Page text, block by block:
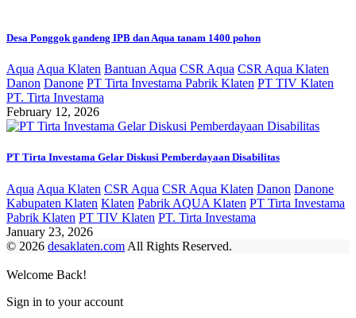
Desa Ponggok gandeng IPB dan Aqua tanam 1400 pohon
Aqua Aqua Klaten Bantuan Aqua CSR Aqua CSR Aqua Klaten
Danon Danone PT Tirta Investama Pabrik Klaten PT TIV Klaten
PT. Tirta Investama
February 12, 2026
PT Tirta Investama Gelar Diskusi Pemberdayaan Disabilitas
Aqua Aqua Klaten CSR Aqua CSR Aqua Klaten Danon Danone
Kabupaten Klaten Klaten Pabrik AQUA Klaten PT Tirta Investama
Pabrik Klaten PT TIV Klaten PT. Tirta Investama
January 23, 2026
© 2026 desaklaten.com All Rights Reserved.
Welcome Back!
Sign in to your account